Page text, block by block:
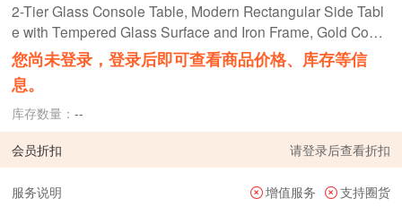
2-Tier Glass Console Table, Modern Rectangular Side Tabl
e with Tempered Glass Surface and Iron Frame, Gold Cons
ole Desk with Anti-Tip Design for Living Room, Hallway, Ent
ryway, or Foyer
您尚未登录，登录后即可查看商品价格、库存等信
息。
库存数量：--
会员折扣 请登录后查看折扣
服务说明 增值服务
支持圈货